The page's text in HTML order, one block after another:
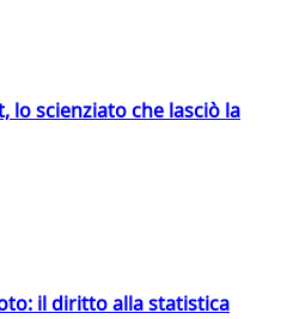
lo scienziato che lasciò la
il diritto alla statistica